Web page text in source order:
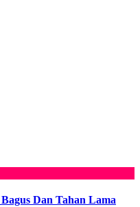
Dan Tahan Lama